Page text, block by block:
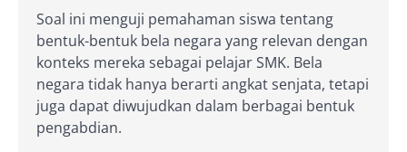
Soal ini menguji pemahaman siswa tentang
bentuk-bentuk bela negara yang relevan dengan
konteks mereka sebagai pelajar SMK. Bela
negara tidak hanya berarti angkat senjata, tetapi
juga dapat diwujudkan dalam berbagai bentuk
pengabdian.